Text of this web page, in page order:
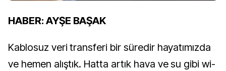
HABER: AYŞE BAŞAK
Kablosuz veri transferi bir süredir hayatımızda
ve hemen alıştık. Hatta artık hava ve su gibi wi-